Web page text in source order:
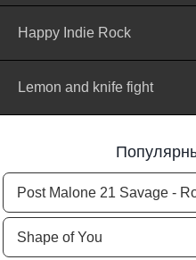
Happy Indie Rock
Lemon and knife fight
Post Malone 21 Savage -
Shape of You